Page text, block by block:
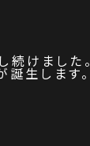
けました。
生します。